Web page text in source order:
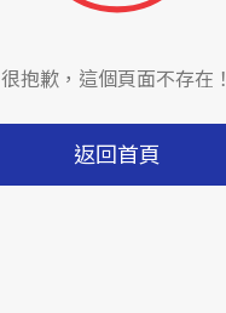
很抱歉，這個頁面不存在！
返回首頁